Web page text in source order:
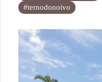
#ternodonoivo